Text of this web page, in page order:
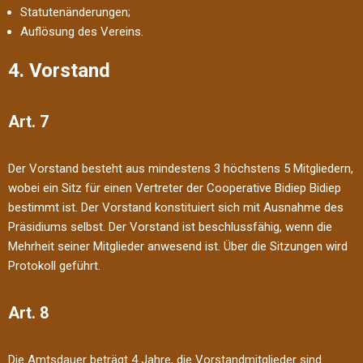
Statutenänderungen;
Auflösung des Vereins.
4. Vorstand
Art. 7
Der Vorstand besteht aus mindestens 3 höchstens 5 Mitgliedern,
wobei ein Sitz für einen Vertreter der Cooperative Bidiep Bidiep
bestimmt ist. Der Vorstand konstituiert sich mit Ausnahme des
Präsidiums selbst. Der Vorstand ist beschlussfähig, wenn die
Mehrheit seiner Mitglieder anwesend ist. Über die Sitzungen wird
Protokoll geführt.
Art. 8
Die Amtsdauer beträgt 4 Jahre, die Vorstandmitglieder sind